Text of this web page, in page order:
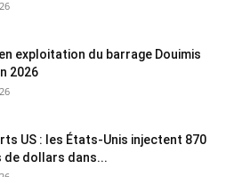
exploitation du barrage Douimis
2026
US : les États-Unis injectent 870
de dollars dans...